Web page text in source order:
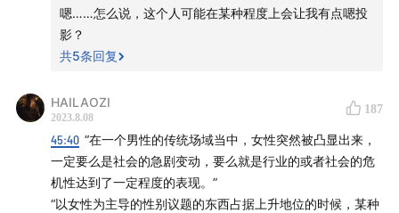
芭比不仅代表了一个完美的身体，还展示了一种女性
18:29 全球化在很大程度上是美国化，这使得我们忽略掉了
《芭比》这部电影的美国性
大银幕上，从父子到父女再到母女关系的背后
嗯……怎么说，这个人可能在某种程度上会让我有点嗯投
影？
共5条回复
HAILAOZI
2023.8.08
187
45:40 “在一个男性的传统场域当中，女性突然被凸显出来，
一定要么是社会的急剧变动，要么就是行业的或者社会的危
机性达到了一定程度的表现。”
“以女性为主导的性别议题的东西占据上升地位的时候，某种